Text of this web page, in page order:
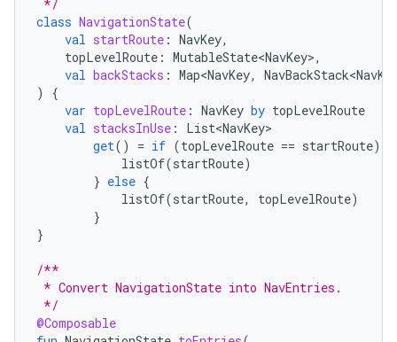
*/
class NavigationState(
val startRoute : NavKey,
topLevelRoute : MutableState<NavKey>,
val backStacks : Map<NavKey,
)
{
var topLevelRoute : NavKey by topLevelRoute
val stacksInUse :
List<NavKey>
get() = if (topLevelRoute == startRoute)
listOf(startRoute)
} else {
listOf(startRoute, topLevelRoute)
}
}
/**
* Convert NavigationState into NavEntries.
*/
@Composable